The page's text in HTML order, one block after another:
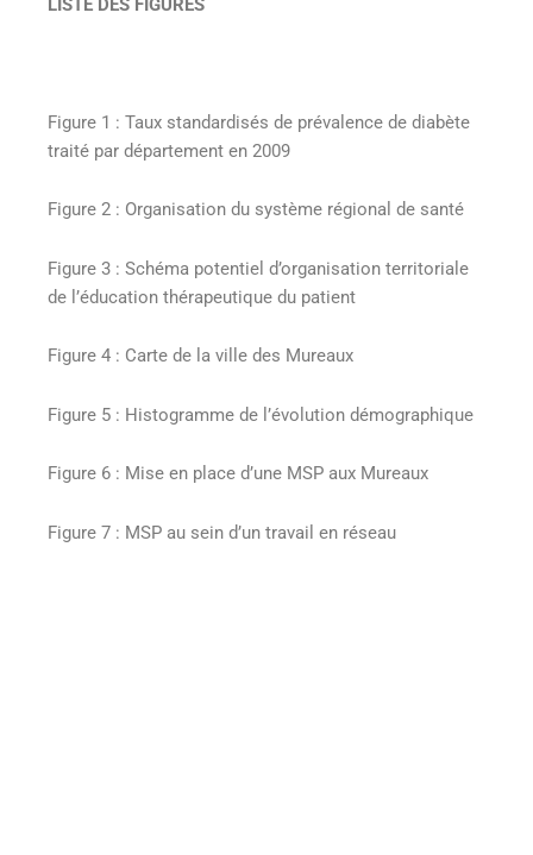
LISTE DES FIGURES
Figure 1 : Taux standardisés de prévalence de diabète
traité par département en 2009
Figure 2 : Organisation du système régional de santé
Figure 3 : Schéma potentiel d’organisation territoriale
de l’éducation thérapeutique du patient
Figure 4 : Carte de la ville des Mureaux
Figure 5 : Histogramme de l’évolution démographique
Figure 6 : Mise en place d’une MSP aux Mureaux
Figure 7 : MSP au sein d’un travail en réseau